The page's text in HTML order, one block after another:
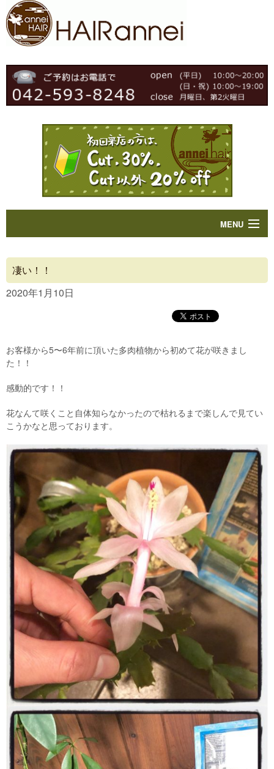
MENU
Concept
Blog
Contact
凄い！！
2020年1月10日
お客様から5〜6年前に頂いた多肉植物から初めて花が咲きまし
た！！
感動的です！！
花なんて咲くこと自体知らなかったので枯れるまで楽しんで見てい
こうかなと思っております。